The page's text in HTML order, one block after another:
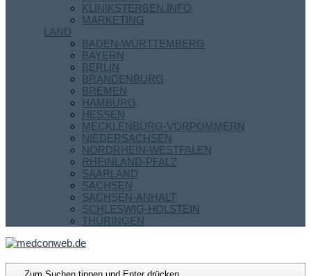
KLINIKSTERBEN.INFO
MARKETING
LAND
BADEN-WÜRTTEMBERG
BAYERN
BERLIN
BRANDENBURG
BREMEN
HAMBURG
HESSEN
MECKLENBURG-VORPOMMERN
NIEDERSACHSEN
NORDRHEIN-WESTFALEN
RHEINLAND-PFALZ
SAARLAND
SACHSEN
SACHSEN-ANHALT
SCHLESWIG-HOLSTEIN
THÜRINGEN